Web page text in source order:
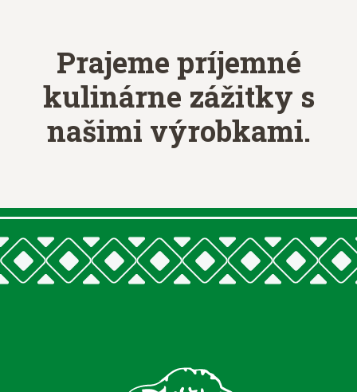
Prajeme príjemné
kulinárne zážitky s
našimi výrobkami.